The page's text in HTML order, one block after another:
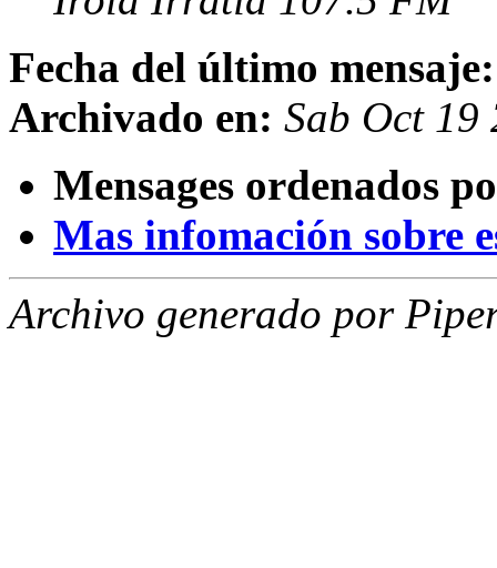
Fecha del último mensaje:
Archivado en: Sab Oct 19
Mensages ordenados
Mas infomación sobre
Archivo generado por